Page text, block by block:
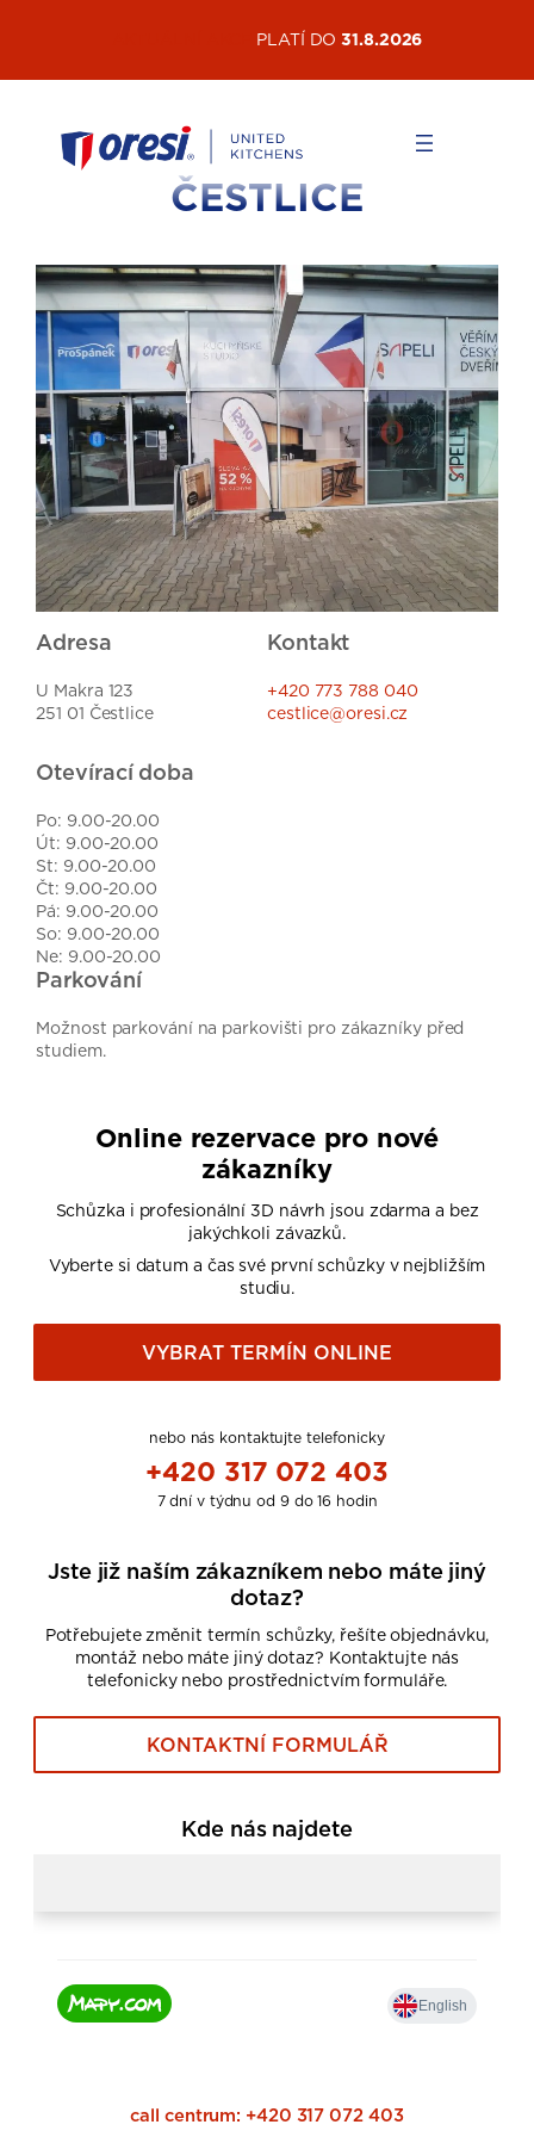
PLATÍ DO31.8.2026
ČESTLICE
Adresa
U Makra 123
251 01 Čestlice
Kontakt
+420 773 788 040
cestlice@oresi.cz
Otevírací doba
Po: 9.00-20.00
Út: 9.00-20.00
St: 9.00-20.00
Čt: 9.00-20.00
Pá: 9.00-20.00
So: 9.00-20.00
Ne: 9.00-20.00
Parkování
Možnost parkování na parkovišti pro zákazníky před
studiem.
Online rezervace pro nové
zákazníky
Schůzka i profesionální 3D návrh jsou zdarma a bez
jakýchkoli závazků.
Vyberte si datum a čas své první schůzky v nejbližším
studiu.
VYBRAT TERMÍN ONLINE
nebo nás kontaktujte telefonicky
+420 317 072 403
7 dní v týdnu od 9 do 16 hodin
Jste již naším zákazníkem nebo máte jiný
dotaz?
Potřebujete změnit termín schůzky, řešíte objednávku,
montáž nebo máte jiný dotaz? Kontaktujte nás
telefonicky nebo prostřednictvím formuláře.
KONTAKTNÍ FORMULÁŘ
Kde nás najdete
call centrum: +420 317 072 403